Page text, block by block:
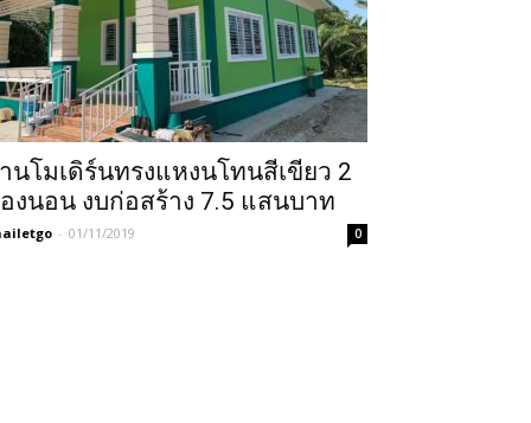
นโมเดิร์นทรงแหงนโทนสีเขียว 2
งนอน งบก่อสร้าง 7.5 แสนบาท
- 01/11/2019 0